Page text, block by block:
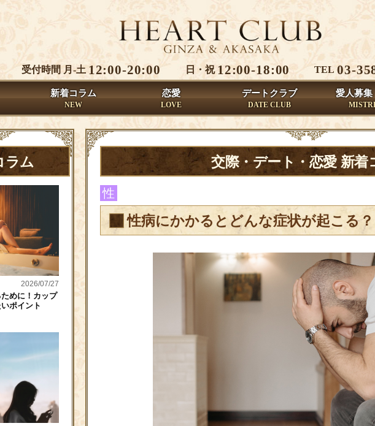
受付時間 月-土 12:00-20:00 日・祝 12:00-18:00 TEL 03-
交際・デート・恋愛 新着
性
性病にかかるとどんな症状が起こる？
ラム
2026/07/27
めに！カップ
ポイント
新着コラム
NEW
恋愛
LOVE
デートクラブ
DATE CLUB
愛人募集